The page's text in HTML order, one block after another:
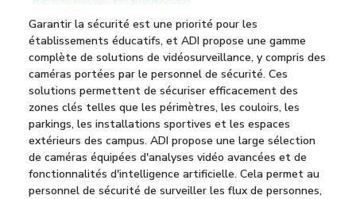
Garantir la sécurité est une priorité pour les
établissements éducatifs, et ADI propose une gamme
complète de solutions de vidéosurveillance, y compris des
caméras portées par le personnel de sécurité. Ces
solutions permettent de sécuriser efficacement des
zones clés telles que les périmètres, les couloirs, les
parkings, les installations sportives et les espaces
extérieurs des campus. ADI propose une large sélection
de caméras équipées d'analyses vidéo avancées et de
fonctionnalités d'intelligence artificielle. Cela permet au
personnel de sécurité de surveiller les flux de personnes,